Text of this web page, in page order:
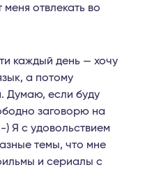
меня отвлекать во
каждый день — хочу
а потому
Думаю, если буду
заговорю на
) Я с удовольствием
темы, что мне
и сериалы с